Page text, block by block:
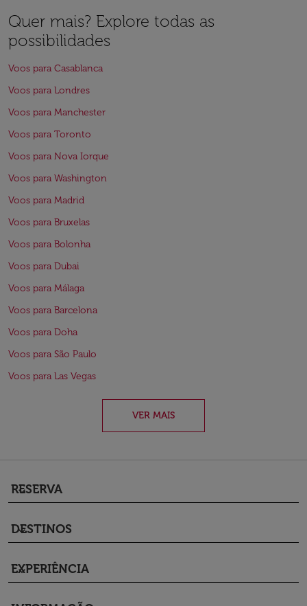
Quer mais? Explore todas as
possibilidades
Voos para Casablanca
Voos para Londres
Voos para Manchester
Voos para Toronto
Voos para Nova Iorque
Voos para Washington
Voos para Madrid
Voos para Bruxelas
Voos para Bolonha
Voos para Dubai
Voos para Málaga
Voos para Barcelona
Voos para Doha
Voos para São Paulo
Voos para Las Vegas
VER MAIS
RESERVA
keyboard_arrow_down
DESTINOS
keyboard_arrow_down
EXPERIÊNCIA
keyboard_arrow_down